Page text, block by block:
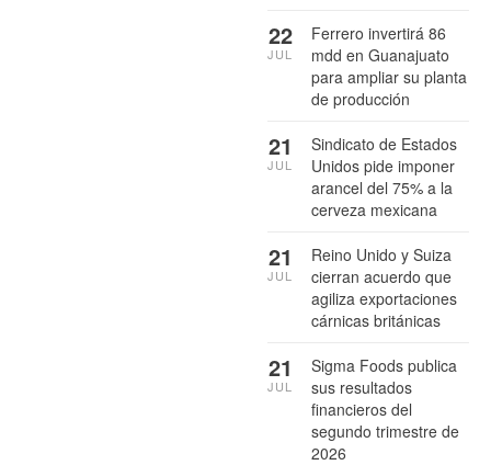
Ferrero invertirá 86
mdd en Guanajuato
para ampliar su planta
de producción
22
JUL
Sindicato de Estados
Unidos pide imponer
arancel del 75% a la
cerveza mexicana
21
JUL
Reino Unido y Suiza
cierran acuerdo que
agiliza exportaciones
cárnicas británicas
21
JUL
Sigma Foods publica
sus resultados
financieros del
segundo trimestre de
2026
21
JUL